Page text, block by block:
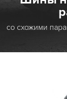
со схожими